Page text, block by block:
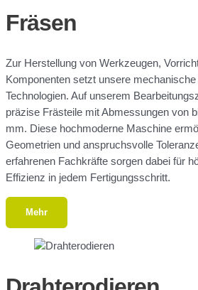
Fräsen
Zur Herstellung von Werkzeugen,
Komponenten setzt unsere
Technologien. Auf unserem
präzise Frästeile mit Abmessungen von
mm. Diese hochmoderne Maschine
Geometrien und anspruchsvolle
erfahrenen Fachkräfte sorgen dabei für
Effizienz in jedem Fertigungsschritt.
Mehr